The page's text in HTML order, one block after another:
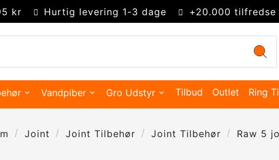
kr Hurtig levering 1-3 dage +20.000 tilfredse
Vandpiber Gro Udstyr Tilbud Outlet Ring
Joint Joint Tilbehør Joint Tilbehør Raw 5